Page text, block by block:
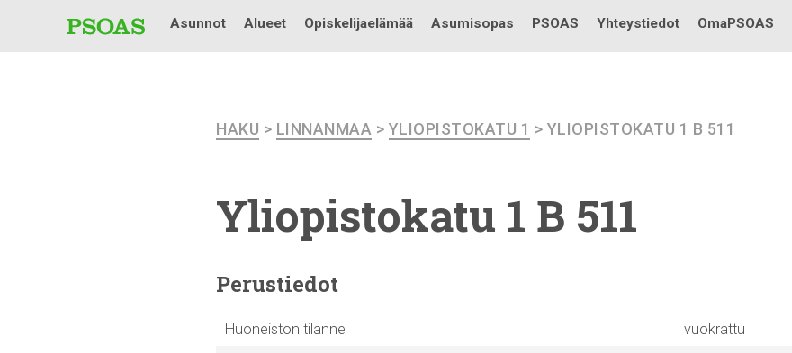
Testi
Asunnot Alueet Opiskelijaelämää Asumisopas PSOAS Yhteystiedot OmaPSOAS
HAKU > LINNANMAA > YLIOPISTOKATU 1 > YLIOPISTOKATU 1 B 511
Yliopistokatu 1 B 511
Perustiedot
Huoneiston tilanne
vuokrattu